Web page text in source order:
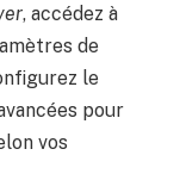
, accédez à
de
le
pour
vos